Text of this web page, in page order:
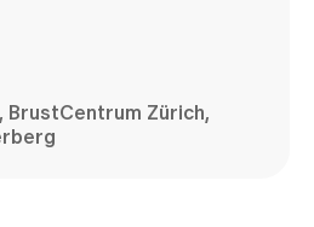
BrustCentrum Zürich,